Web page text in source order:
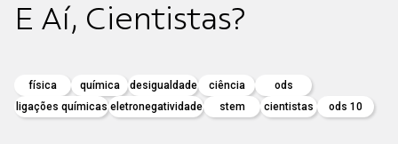
E Aí, Cientistas?
física química desigualdade ciência
ods
ligações químicas eletronegatividade​ stem cientistas ods 10